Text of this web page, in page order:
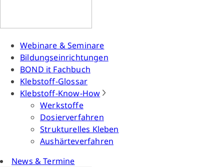
Webinare & Seminare
Bildungseinrichtungen
BOND it Fachbuch
Klebstoff-Glossar
Klebstoff-Know-How
Werkstoffe
Dosierverfahren
Strukturelles Kleben
Aushärteverfahren
News & Termine